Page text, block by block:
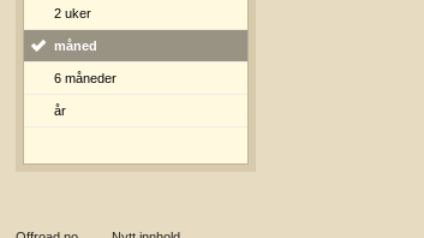
2 uker
måned
6 måneder
år